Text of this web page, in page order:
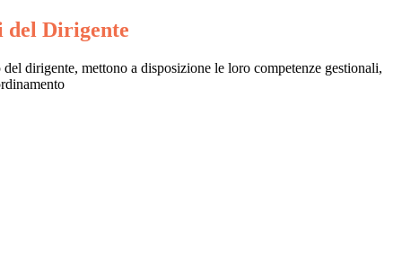
Dirigente
dirigente, mettono a disposizione le loro competenze gestionali,